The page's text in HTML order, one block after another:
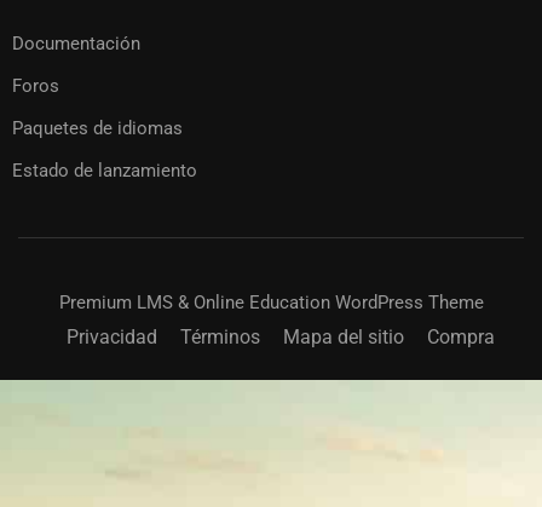
Documentación
Foros
Paquetes de idiomas
Estado de lanzamiento
Premium LMS & Online Education WordPress Theme
Privacidad Términos Mapa del sitio Compra